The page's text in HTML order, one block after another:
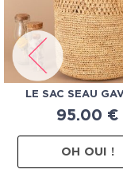
LE SAC SEAU
95.00 €
OH OUI !